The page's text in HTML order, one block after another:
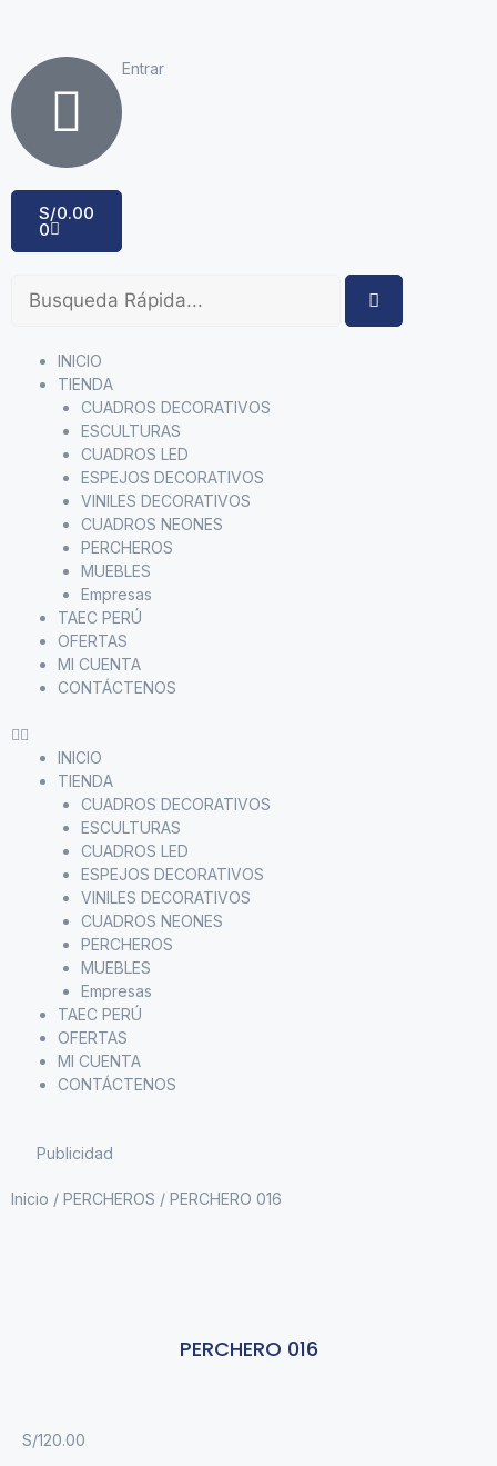
Entrar
S/0.00
0
INICIO
TIENDA
CUADROS DECORATIVOS
ESCULTURAS
CUADROS LED
ESPEJOS DECORATIVOS
VINILES DECORATIVOS
CUADROS NEONES
PERCHEROS
MUEBLES
Empresas
TAEC PERÚ
OFERTAS
MI CUENTA
CONTÁCTENOS
INICIO
TIENDA
CUADROS DECORATIVOS
ESCULTURAS
CUADROS LED
ESPEJOS DECORATIVOS
VINILES DECORATIVOS
CUADROS NEONES
PERCHEROS
MUEBLES
Empresas
TAEC PERÚ
OFERTAS
MI CUENTA
CONTÁCTENOS
Publicidad
Inicio / PERCHEROS / PERCHERO 016
PERCHERO 016
S/120.00